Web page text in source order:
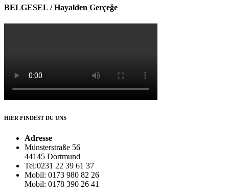
BELGESEL / Hayalden Gerçeğe
HIER FINDEST DU UNS
Adresse
Münsterstraße 56
44145 Dortmund
Tel:0231 22 39 61 37
Mobil: 0173 980 82 26
Mobil: 0178 390 26 41